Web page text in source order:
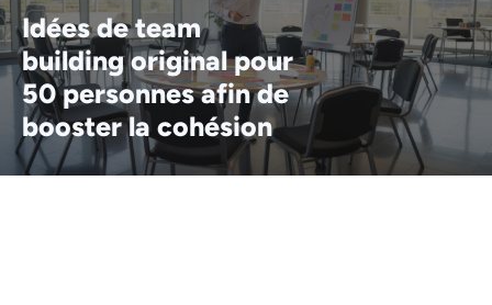
Idées de team
building original pour
50 personnes afin de
booster la cohésion